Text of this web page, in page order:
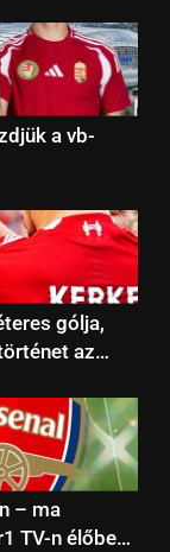
a vb-
gólja,
az
– ma
TV-n élőben